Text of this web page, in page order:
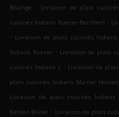
Bivange
. Livraison de plats
cuisinés Indiens Roeser Berchem .
. Livraison de plats cuisinés Indiens
Indiens Roeser . Livraison de plats
cuisinés Indiens L . Livraison de
plats cuisinés Indiens Mamer Holzem
Livraison de plats cuisinés Indiens
Kehlen Bridel . Livraison de plats